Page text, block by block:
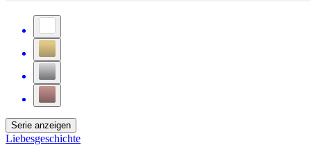
Serie anzeigen
Liebesgeschichte